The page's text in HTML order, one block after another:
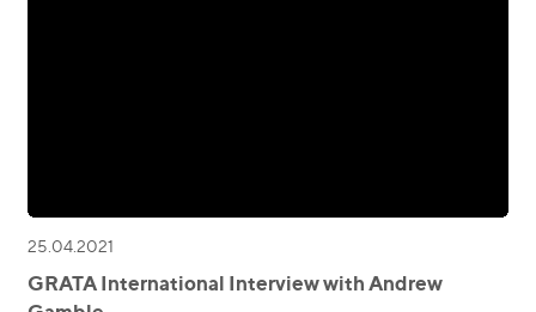
25.04.2021
GRATA International Interview with Andrew